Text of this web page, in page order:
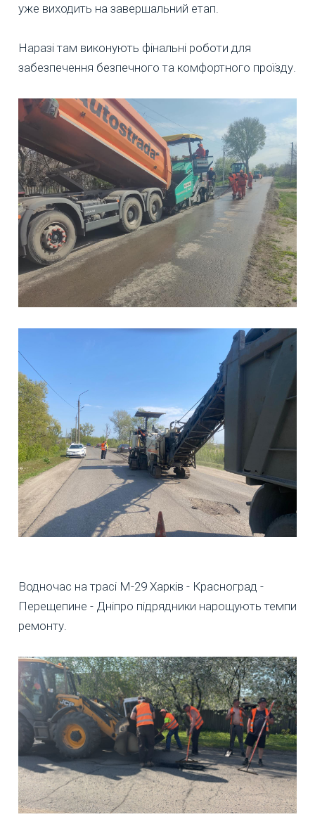
уже виходить на завершальний етап.
Наразі там виконують фінальні роботи для
забезпечення безпечного та комфортного проїзду.
Водночас на трасі М-29 Харків - Красноград -
Перещепине - Дніпро підрядники нарощують темпи
ремонту.